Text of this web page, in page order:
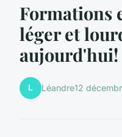
Formations
léger et
aujourd'hui!
L Léandre12